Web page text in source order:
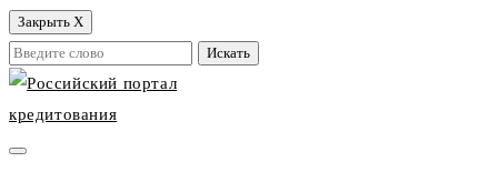
Закрыть X